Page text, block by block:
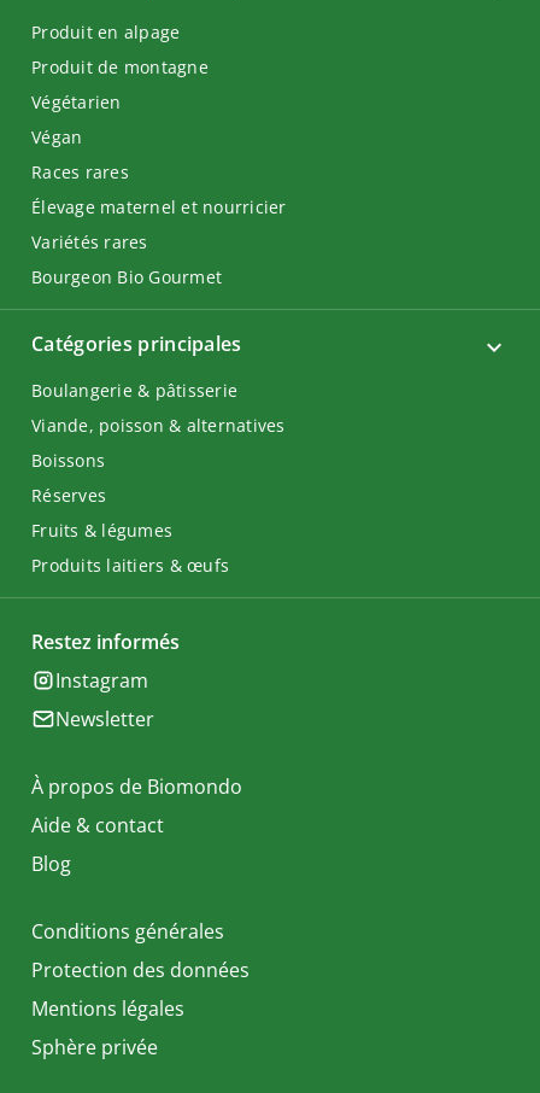
Catégories principales
Boulangerie & pâtisserie
Viande, poisson & alternatives
Boissons
Réserves
Fruits & légumes
Produits laitiers & œufs
Produit en alpage
Produit de montagne
Végétarien
Végan
Races rares
Élevage maternel et nourricier
Variétés rares
Bourgeon Bio Gourmet
Restez informés
Instagram
Newsletter
À propos de Biomondo
Aide & contact
Blog
Conditions générales
Protection des données
Mentions légales
Sphère privée